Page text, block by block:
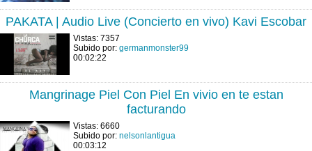
PAKATA | Audio Live (Concierto en vivo) Kavi Escobar
Vistas: 7357
Subido por: germanmonster99
00:02:22
Mangrinage Piel Con Piel En vivio en te estan
facturando
Vistas: 6660
Subido por: nelsonlantigua
00:03:12